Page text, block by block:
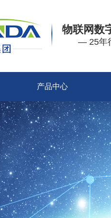
物联网数
— 25年
产品中心